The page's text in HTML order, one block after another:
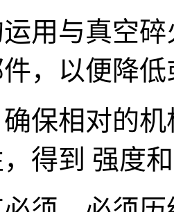
用与真空
，以便降
保相对的
得到 强度